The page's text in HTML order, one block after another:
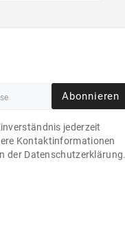
Abonnieren
jederzeit
Kontaktinformationen
der Datenschutzerklärung.